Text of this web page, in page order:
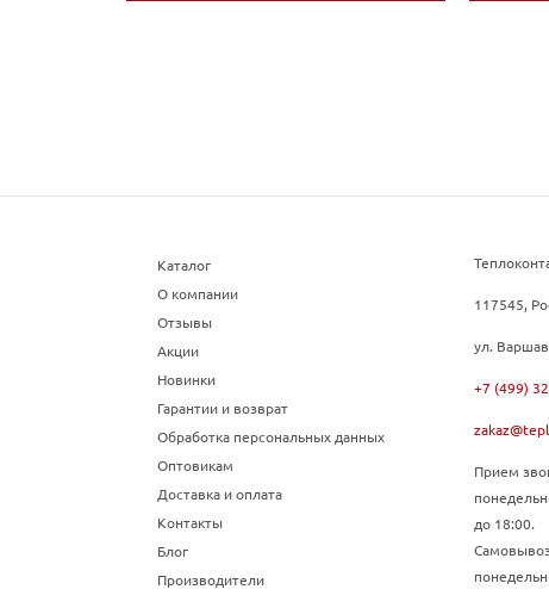
Каталог
О компании
Отзывы
Акции
Новинки
Гарантии и возврат
Обработка персональных данных
Оптовикам
Доставка и оплата
Контакты
Блог
Производители
117545,
ул.
+7 (499)
Прием
до 18:00.